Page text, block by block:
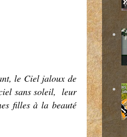
le Ciel jaloux de
sans soleil, leur
filles à la beauté